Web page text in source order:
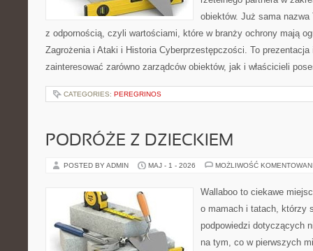
obiektów. Już sama nazwa
z odpornością, czyli wartościami, które w branży ochrony mają
Zagrożenia i Ataki i Historia Cyberprzestępczości. To
zainteresować zarówno zarządców obiektów, jak i właścicieli
CATEGORIES: PEREGRINOS
PODRÓŻE Z DZIECKIEM
POSTED BY ADMIN MAJ - 1 - 2026 MOŻLIWOŚĆ
Wallaboo to ciekawe
o mamach i tatach, którzy
podpowiedzi dotyczących
na tym, co w pierwszych